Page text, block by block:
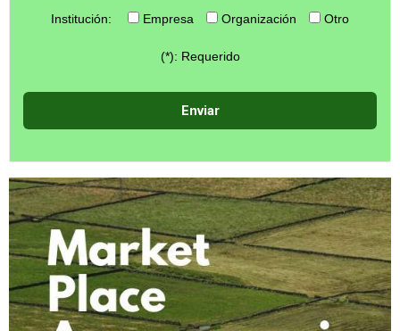
Institución: Empresa Organización Otro
(*): Requerido